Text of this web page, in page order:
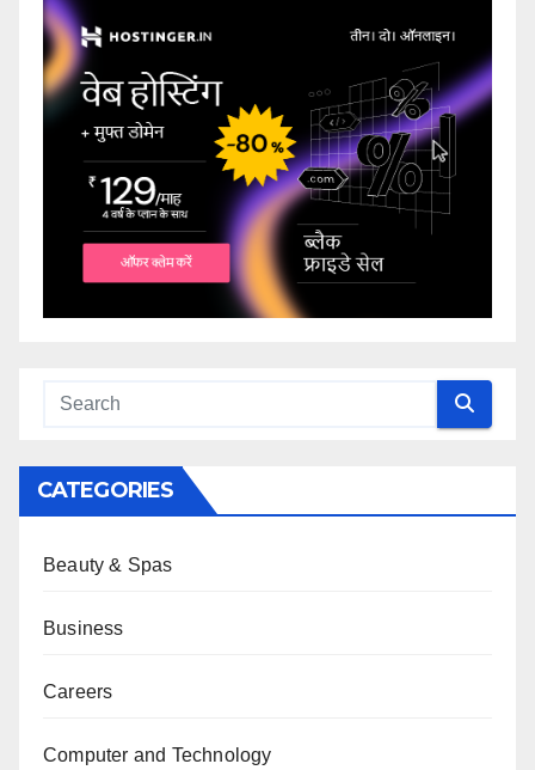
CATEGORIES
Beauty & Spas
Business
Careers
Computer and Technology